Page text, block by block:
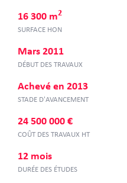
16 300 m2
SURFACE HON
Mars 2011
DÉBUT DES TRAVAUX
Achevé en 2013
STADE D'AVANCEMENT
24 500 000 €
COÛT DES TRAVAUX HT
12 mois
DURÉE DES ÉTUDES